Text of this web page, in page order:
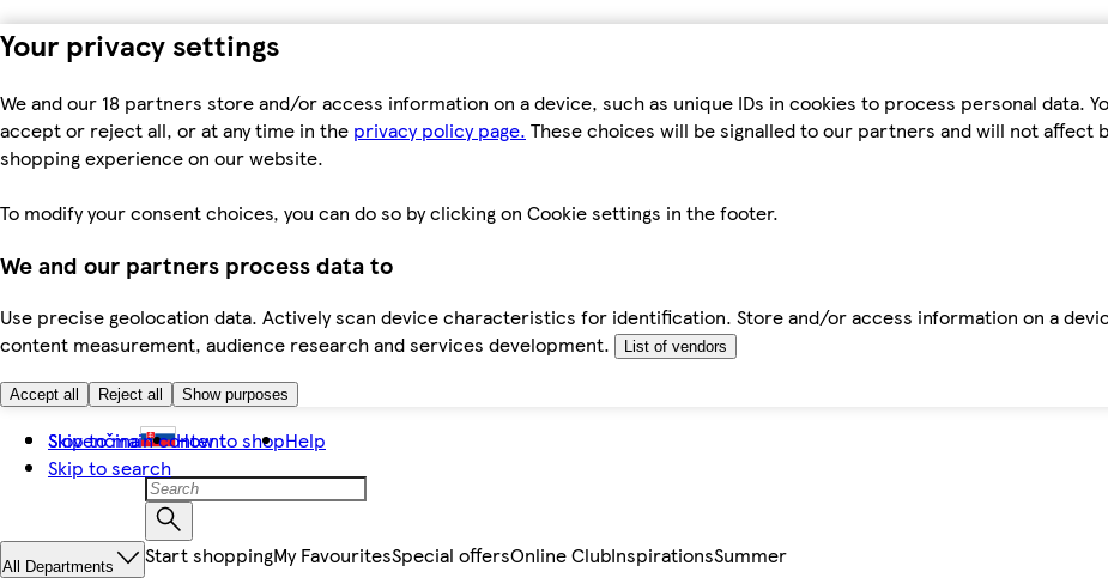
Your privacy settings
We and our 18 partners store and/or access information on a device, such as unique IDs in cookies to process personal data.
accept or reject all, or at any time in the privacy policy page. These choices will be signalled to our partners and will not affect
shopping experience on our website.
To modify your consent choices, you can do so by clicking on Cookie settings in the footer.
We and our partners process data to
Use precise geolocation data. Actively scan device characteristics for identification. Store and/or access information on a
content measurement, audience research and services development.
List of vendors
Accept all Reject all Show purposes
Skip to main content
Skip to search
Slovenčina How to shopHelp
All Departments Start shoppingMy FavouritesSpecial offersOnline ClubInspirationsSummer